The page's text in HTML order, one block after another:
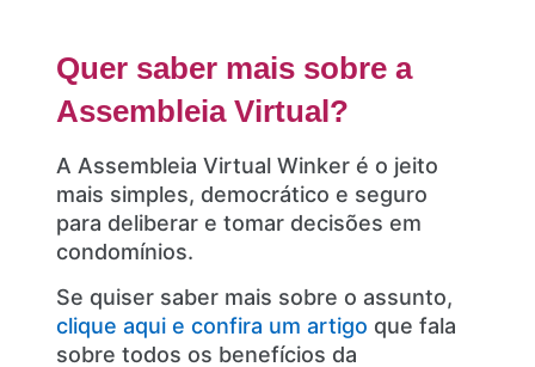
Quer saber mais sobre a
Assembleia Virtual?
A Assembleia Virtual Winker é o jeito
mais simples, democrático e seguro
para deliberar e tomar decisões em
condomínios.
Se quiser saber mais sobre o assunto,
clique aqui e confira um artigo que fala
sobre todos os benefícios da